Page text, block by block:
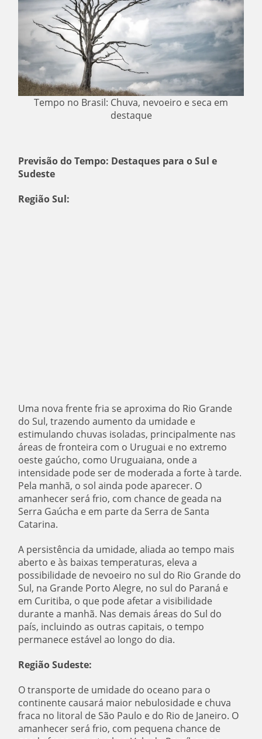
Tempo no Brasil: Chuva, nevoeiro e seca em
destaque
Previsão do Tempo: Destaques para o Sul e
Sudeste
Região Sul:
Uma nova frente fria se aproxima do Rio Grande
do Sul, trazendo aumento da umidade e
estimulando chuvas isoladas, principalmente nas
áreas de fronteira com o Uruguai e no extremo
oeste gaúcho, como Uruguaiana, onde a
intensidade pode ser de moderada a forte à tarde.
Pela manhã, o sol ainda pode aparecer. O
amanhecer será frio, com chance de geada na
Serra Gaúcha e em parte da Serra de Santa
Catarina.
A persistência da umidade, aliada ao tempo mais
aberto e às baixas temperaturas, eleva a
possibilidade de nevoeiro no sul do Rio Grande do
Sul, na Grande Porto Alegre, no sul do Paraná e
em Curitiba, o que pode afetar a visibilidade
durante a manhã. Nas demais áreas do Sul do
país, incluindo as outras capitais, o tempo
permanece estável ao longo do dia.
Região Sudeste:
O transporte de umidade do oceano para o
continente causará maior nebulosidade e chuva
fraca no litoral de São Paulo e do Rio de Janeiro. O
amanhecer será frio, com pequena chance de